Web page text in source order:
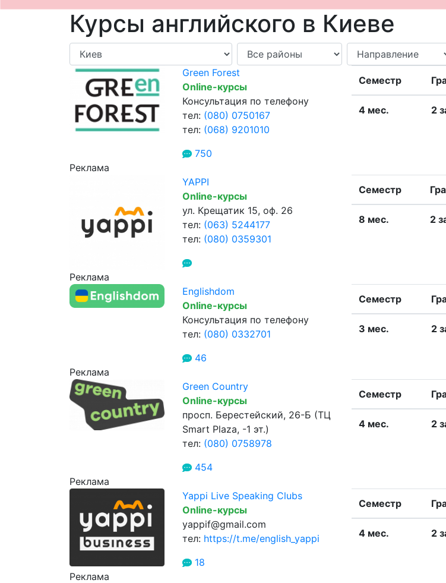
Курсы английского в Киеве
Green Forest
Online-курсы
Консультация по телефону
тел: (080) 0750167
тел: (068) 9201010
750
Семестр
4 меc. 2
Реклама
YAPPI
Online-курсы
ул. Крещатик 15, оф. 26
тел: (063) 5244177
тел: (080) 0359301
Семестр
8 меc. 2
Реклама
Englishdom
Online-курсы
Консультация по телефону
тел: (080) 0332701
46
Семестр
3 меc. 2
Реклама
Green Country
Online-курсы
просп. Берестейский, 26-Б (ТЦ
Smart Plaza, -1 эт.)
тел: (080) 0758978
454
Семестр
4 меc. 2
Реклама
Yappi Live Speaking Clubs
Online-курсы
yappif@gmail.com
тел: https://t.me/english_yappi
18
Семестр
4 меc. 2
Реклама